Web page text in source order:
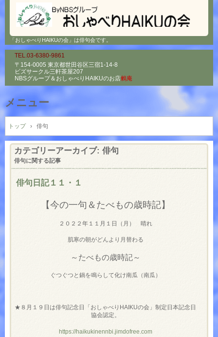
「おしゃべりHAIKUの会」は俳句会です。
TEL.03-6380-9861
〒154-0005 東京都世田谷区三宿1-14-8
ビズサークル三軒茶屋207
NBSグループ＆ おしゃべりHAIKUのお店鶫庵
メニュー
コ
ン
テ
ン
へ
トップ › 俳句
カテゴリーアーカイブ: 俳句
俳句に関する記事
俳句日記１１・１
【今の一句＆たべもの歳時記】
２０２２年１１月１日（月） 晴れ
肌寒の朝がどんより月替わる
～たべもの歳時記～
ぐつぐつと鍋を鳴らして化け南瓜（南瓜）
★８月１９日は俳句記念日「おしゃべりHAIKUの会」制定日本記念日
協会認定。
https://haikukinennbi.jimdofree.com